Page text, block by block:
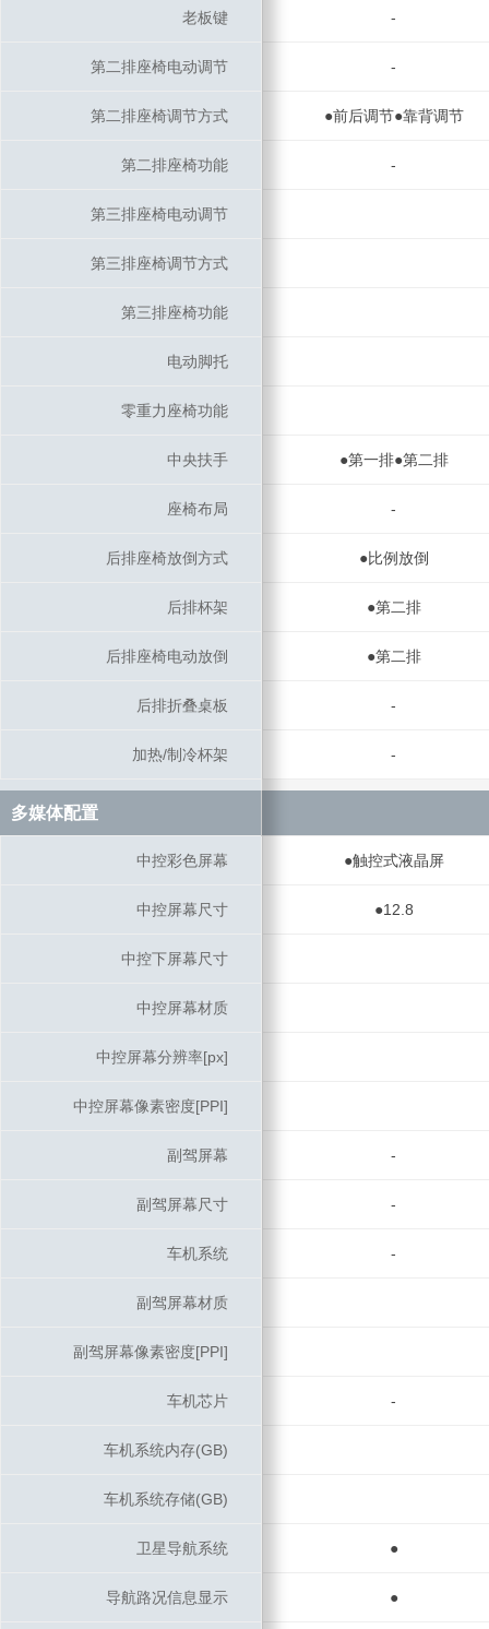
老板键 -
第二排座椅电动调节 -
第二排座椅调节方式 ●前后调节●靠背调节
第二排座椅功能 -
第三排座椅电动调节
第三排座椅调节方式
第三排座椅功能
电动脚托
零重力座椅功能
中央扶手 ●第一排●第二排
座椅布局 -
后排座椅放倒方式 ●比例放倒
后排杯架 ●第二排
后排座椅电动放倒 ●第二排
后排折叠桌板 -
加热/制冷杯架 -
多媒体配置
中控彩色屏幕 ●触控式液晶屏
中控屏幕尺寸 ●12.8
中控下屏幕尺寸
中控屏幕材质
中控屏幕分辨率[px]
中控屏幕像素密度[PPI]
副驾屏幕 -
副驾屏幕尺寸 -
车机系统 -
副驾屏幕材质
副驾屏幕像素密度[PPI]
车机芯片 -
车机系统内存(GB)
车机系统存储(GB)
卫星导航系统 ●
导航路况信息显示 ●
老板键
第二排座椅电动调节
第二排座椅调节方式
第二排座椅功能
第三排座椅电动调节
第三排座椅调节方式
第三排座椅功能
电动脚托
零重力座椅功能
中央扶手
座椅布局
后排座椅放倒方式
后排杯架
后排座椅电动放倒
后排折叠桌板
加热/制冷杯架
多媒体配置
中控彩色屏幕
中控屏幕尺寸
中控下屏幕尺寸
中控屏幕材质
中控屏幕分辨率[px]
中控屏幕像素密度[PPI]
副驾屏幕
副驾屏幕尺寸
车机系统
副驾屏幕材质
副驾屏幕像素密度[PPI]
车机芯片
车机系统内存(GB)
车机系统存储(GB)
卫星导航系统
导航路况信息显示